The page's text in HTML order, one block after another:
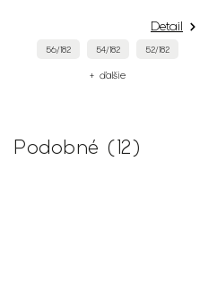
Detail
56/182 54/182 52/182
+ ďalšie
Podobné (12)